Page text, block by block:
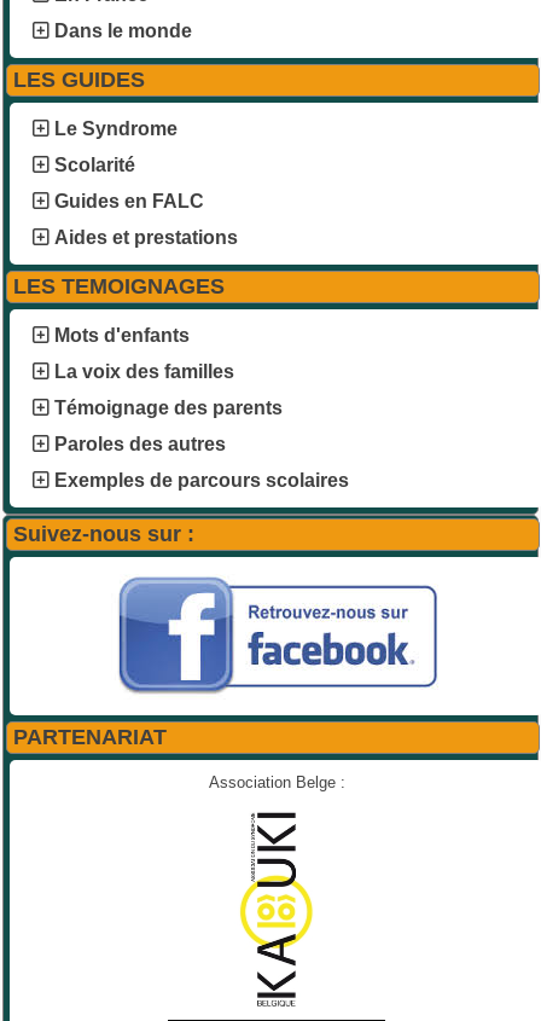
Dans le monde
LES GUIDES
Le Syndrome
Scolarité
Guides en FALC
Aides et prestations
LES TEMOIGNAGES
Mots d'enfants
La voix des familles
Témoignage des parents
Paroles des autres
Exemples de parcours scolaires
Suivez-nous sur :
PARTENARIAT
Association Belge :